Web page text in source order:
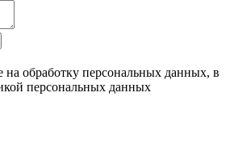
на обработку персональных данных, в
персональных данных